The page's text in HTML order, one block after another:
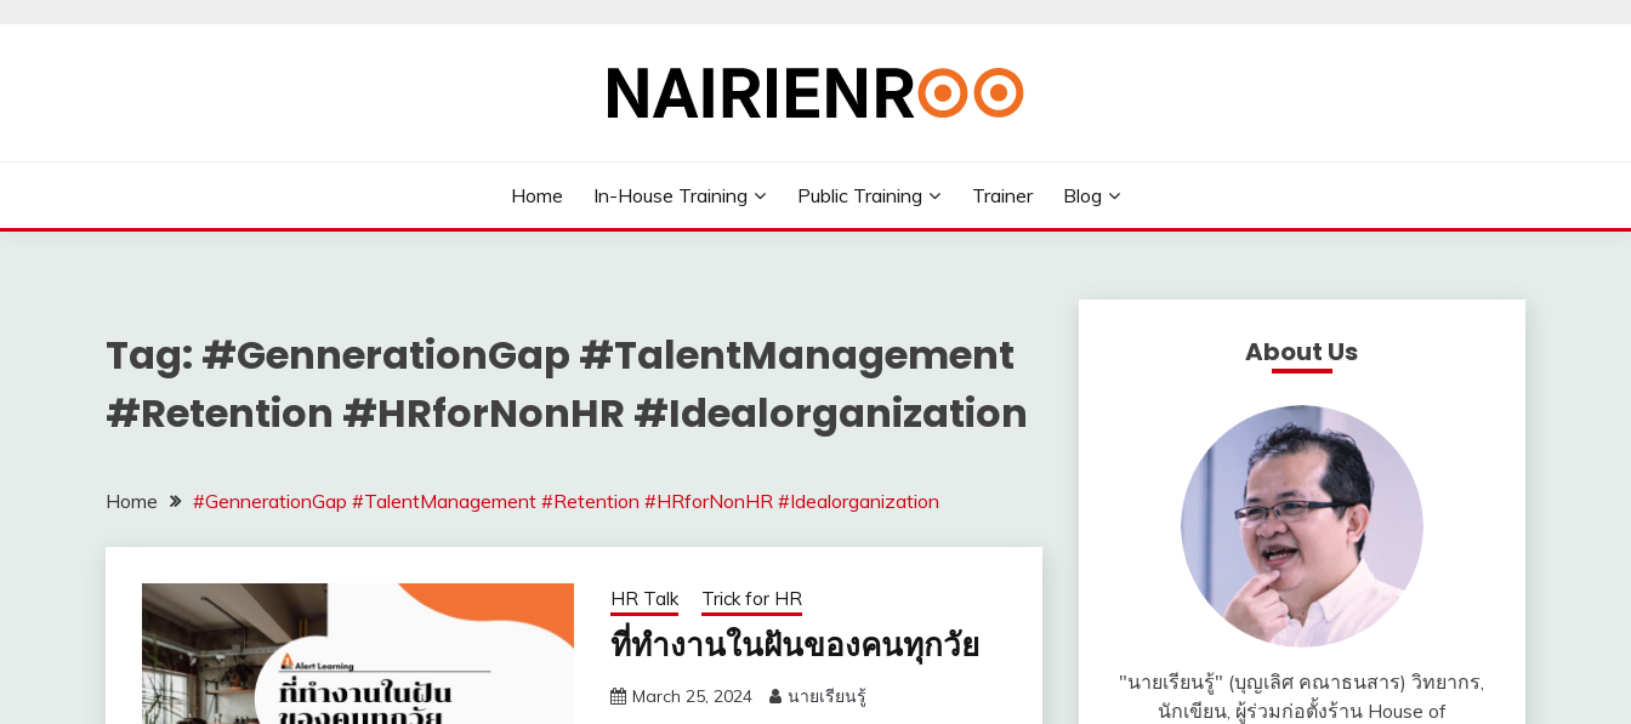
Home In-House Training Public Training Trainer Blog
Tag: #GennerationGap #TalentManagement
#Retention #HRforNonHR #Idealorganization
Home #GennerationGap #TalentManagement #Retention #HRforNonHR #Idealorganization
HR Talk Trick for HR
ที่ทำงานในฝันของคนทุกวัย
March 25, 2024 นายเรียนรู้
About Us
"นายเรียนรู้" (บุญเลิศ คณาธนสาร) วิทยากร,
นักเขียน, ผู้ร่วมก่อตั้งร้าน House of